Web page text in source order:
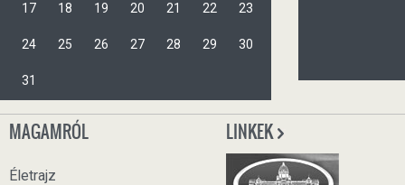
17 18 19 20 21 22 23
24 25 26 27 28 29 30
31
MAGAMRÓL
Életrajz
LINKEK